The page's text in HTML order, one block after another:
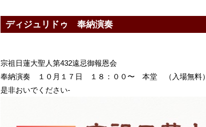
ディジュリドゥ 奉納演奏
宗祖日蓮大聖人第432遠忌御報恩会
奉納演奏 １０月１７日 １８：００〜 本堂 （入場無料）
是非おいでください-